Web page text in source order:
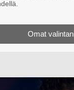
on esitetty
Omat